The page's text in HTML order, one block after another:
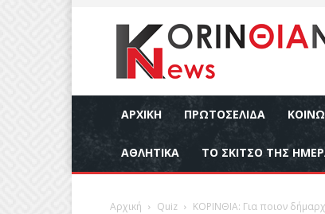
ΑΡΧΙΚΉ ΠΡΩΤΟΣΕΛΙΔΑ
ΑΘΛΗΤΙΚΆ ΤΟ ΣΚΙΤΣΟ ΤΗΣ
Αρχική Quiz ΚΟΡΙΝΘΙΑ: Για ποιον